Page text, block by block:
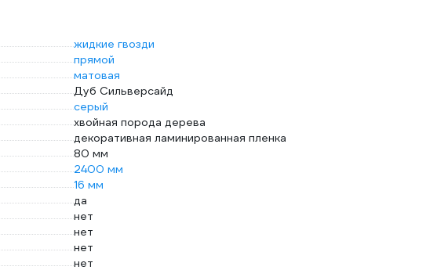
жидкие гвозди
прямой
матовая
Дуб Сильверсайд
серый
хвойная порода дерева
декоративная ламинированная пленка
80 мм
2400 мм
16 мм
да
нет
нет
нет
нет